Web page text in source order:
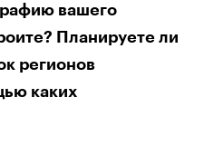
вашего
Планируете ли
регионов
каких